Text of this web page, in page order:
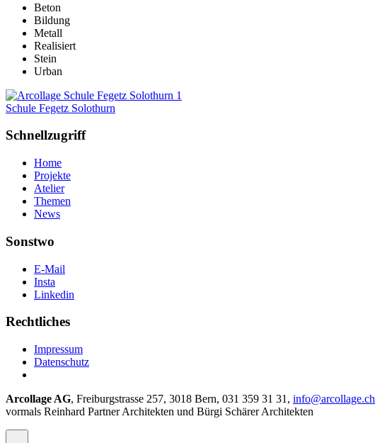
Beton
Bildung
Metall
Realisiert
Stein
Urban
Schule Fegetz Solothurn
Schnellzugriff
Home
Projekte
Atelier
Themen
News
Sonstwo
E-Mail
Insta
Linkedin
Rechtliches
Impressum
Datenschutz
Arcollage AG, Freiburgstrasse 257, 3018 Bern, 031 359 31 31, info@arcollage.ch
vormals Reinhard Partner Architekten und Bürgi Schärer Architekten